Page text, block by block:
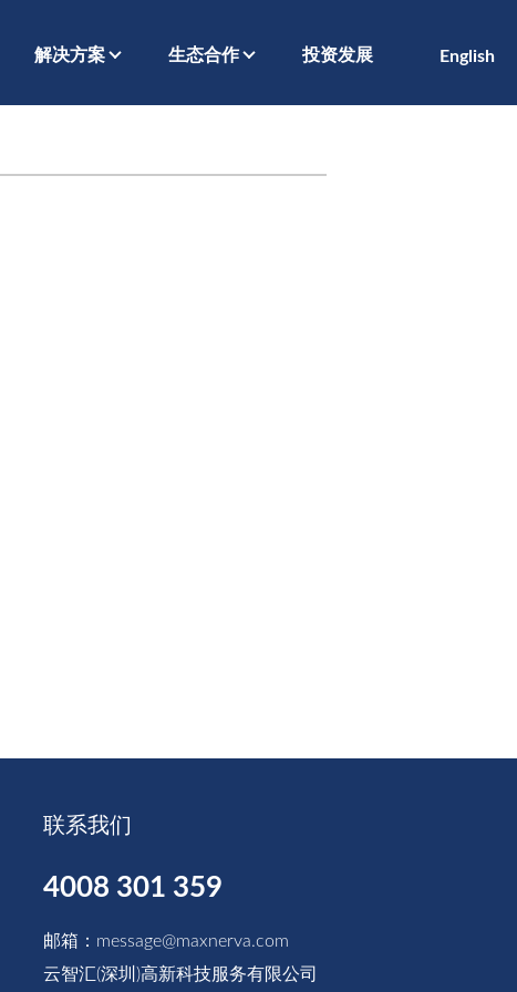
解决方案 生态合作 投资发展 English
联系我们
4008 301 359
邮箱：message@maxnerva.com
云智汇(深圳)高新科技服务有限公司